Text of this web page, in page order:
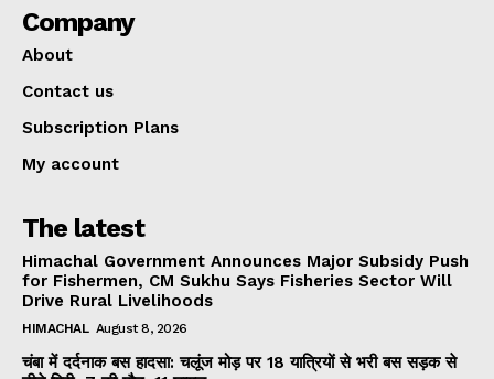
Company
About
Contact us
Subscription Plans
My account
The latest
Himachal Government Announces Major Subsidy Push
for Fishermen, CM Sukhu Says Fisheries Sector Will
Drive Rural Livelihoods
HIMACHAL August 8, 2026
चंबा में दर्दनाक बस हादसा: चलूंज मोड़ पर 18 यात्रियों से भरी बस सड़क से